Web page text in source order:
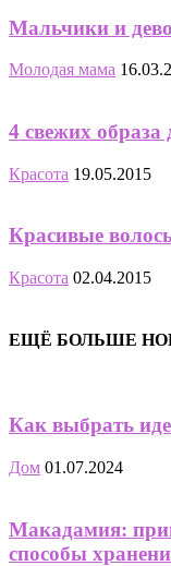
Мальчики и
Молодая мама
4 свежих
Красота 19.05.2015
Красивые
Красота 02.04.2015
ЕЩЁ БОЛЬШЕ
Как выбрать
Дом 01.07.2024
Макадамия:
способы